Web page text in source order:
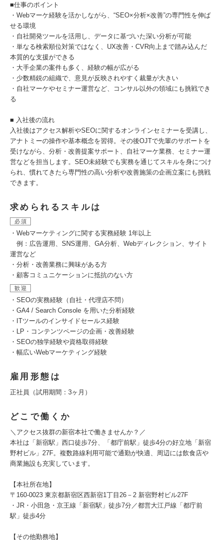
■仕事のポイント
・Webマーケ経験を活かしながら、“SEO×分析×改善”の専門性を伸ば
せる環境
・自社開発ツールを活用し、データに基づいた深い分析が可能
・単なる検索順位対策ではなく、UX改善・CVR向上まで踏み込んだ
本質的な支援ができる
・大手企業の案件も多く、経験の幅が広がる
・少数精鋭の組織で、意見が反映されやすく裁量が大きい
・自社マーケやセミナー運営など、コンサル以外の領域にも挑戦でき
る
■ 入社後の流れ
入社後はアクセス解析やSEOに関するオンラインセミナーを受講し、
アナトミーの操作や基本概念を習得。その後OJTで先輩のサポートを
受けながら、分析・改善提案サポート、自社マーケ業務、セミナー運
営などを担当します。SEO未経験でも実務を通じてスキルを身につけ
られ、慣れてきたら専門性の高い分析や改善施策の企画立案にも挑戦
できます。
求められるスキルは
必須
・Webマーケティングに関する実務経験 1年以上
例：広告運用、SNS運用、GA分析、Webディレクション、サイト
運営など
・分析・改善業務に興味がある方
・顧客コミュニケーションに抵抗のない方
歓迎
・SEOの実務経験（自社・代理店不問）
・GA4 / Search Console を用いた分析経験
・ITツールのインサイドセールス経験
・LP・コンテンツページの企画・改善経験
・SEOの独学経験や資格取得経験
・幅広いWebマーケティング経験
雇用形態は
正社員（試用期間：3ヶ月）
どこで働くか
＼アクセス抜群の新宿本社で働きませんか？／
本社は「新宿駅」西口徒歩7分、「都庁前駅」徒歩4分の好立地「新宿
野村ビル」27F。複数路線利用可能で通勤が快適、周辺には飲食店や
商業施設も充実しています。
【本社所在地】
〒160-0023 東京都新宿区西新宿1丁目26－2 新宿野村ビル27F
・JR・小田急・京王線「新宿駅」徒歩7分／都営大江戸線「都庁前
駅」徒歩4分
【その他勤務地】